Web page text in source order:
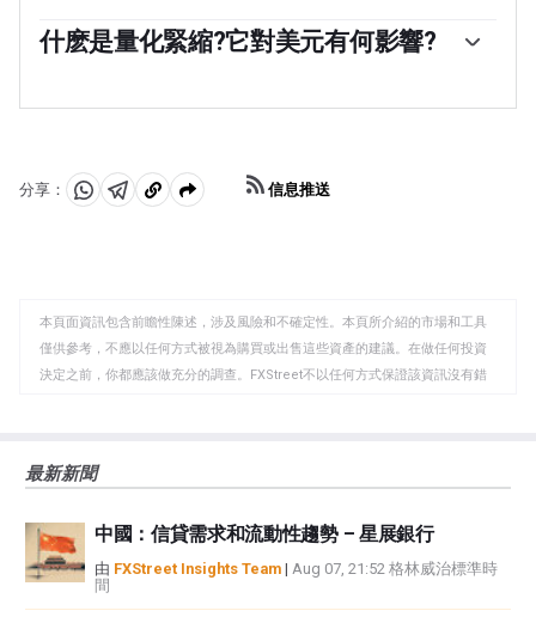
流擔任。」
量化寬松是美聯儲在陷入困境的金融體系中大幅增加信貸
流動的過程。這是一種非標準的政策措施，在危機或通脹
器。它涉及到美聯儲印刷更多的美元，並用這些美元從金
什麽是量化緊縮?它對美元有何影響?
融機構購買債券，不再將其持有的到期債券的本金再投資
分享：
分 分 複
板
信息推送
本頁面資訊包含前瞻性陳述，涉及風險和不確定性。本頁所介紹的市場和工具
僅供參考，不應以任何方式被視為購買或出售這些資產的建議。在做任何投資
決定之前，你都應該做充分的調查。FXStreet不以任何方式保證該資訊沒有錯
觀點，並不代表FXStreet或其廣告商的官方政策或立場。作者不對本頁連結的
如果文章正文中沒有明確提到，在撰寫本文時，作者在本文中提到的任何股票
中都沒有頭寸，也沒有與文中提到的任何公司有業務關係。除了FXStreet，作
者沒有收到撰寫這篇文章的報酬。
FXStreet和作者不提供個性化的建議。作者對該資訊的準確性、完整性或適用
最新新聞
中國：信貸需求和流動性趨勢 – 星展銀行
由 FXStreet Insights Team | Aug 07, 21:52 格林威治標準時
間